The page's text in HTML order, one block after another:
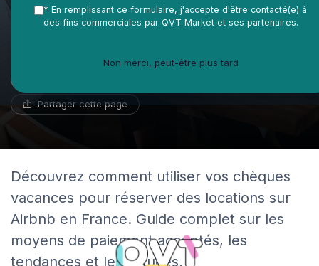
QVT Market Vie Ma Vie dans la QVT Lifestyle
Partager cette page
Découvrez comment utiliser vos chèques
vacances pour réserver des locations sur
Airbnb en France. Guide complet sur les
moyens de paiement acceptés, les
tendances et les astuces.
* En remplissant ce formulaire, j'accepte d'être contacté(e) à
des fins commerciales par QVT Market et ses partenaires.
Non merci, peut-être plus tard